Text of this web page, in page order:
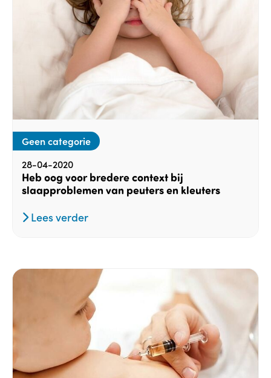
Geen categorie
28-04-2020
Heb oog voor bredere context bij
slaapproblemen van peuters en kleuters
Lees verder